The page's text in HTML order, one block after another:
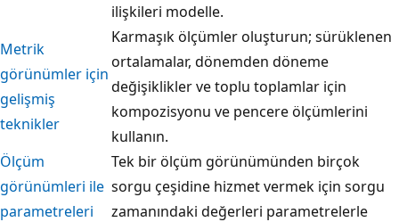
ilişkileri modelle.
Metrik
görünümler için
gelişmiş
teknikler
Karmaşık ölçümler oluşturun; sürüklenen
ortalamalar, dönemden döneme
değişiklikler ve toplu toplamlar için
kompozisyonu ve pencere ölçümlerini
kullanın.
Ölçüm
görünümleri ile
parametreleri
Tek bir ölçüm görünümünden birçok
sorgu çeşidine hizmet vermek için sorgu
zamanındaki değerleri parametrelerle